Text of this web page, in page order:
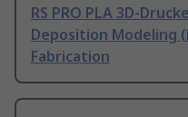
RS PRO PLA 3D-
Deposition Modeling
Fabrication